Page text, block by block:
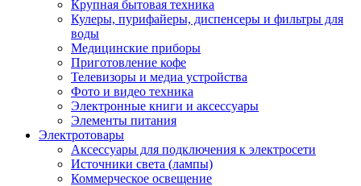
Крупная бытовая техника
Кулеры, пурифайеры, диспенсеры и фильтры для
воды
Медицинские приборы
Приготовление кофе
Телевизоры и медиа устройства
Фото и видео техника
Электронные книги и аксессуары
Элементы питания
Электротовары
Аксессуары для подключения к электросети
Источники света (лампы)
Коммерческое освещение